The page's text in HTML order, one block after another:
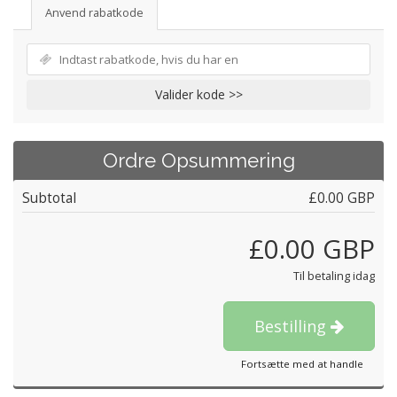
Anvend rabatkode
Valider kode >>
Ordre Opsummering
Subtotal £0.00 GBP
£0.00 GBP
Til betaling idag
Bestilling
Fortsætte med at handle